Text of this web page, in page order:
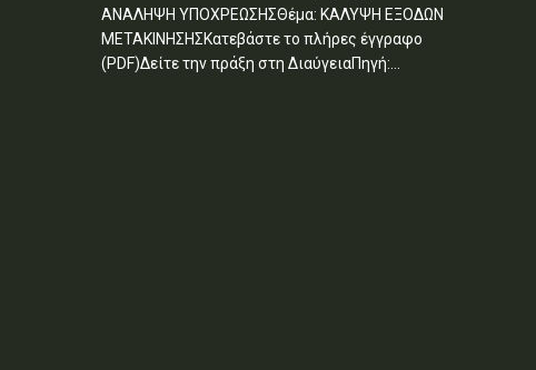
ΑΝΑΛΗΨΗ ΥΠΟΧΡΕΩΣΗΣΘέμα: ΚΑΛΥΨΗ ΕΞΟΔΩΝ
ΜΕΤΑΚΙΝΗΣΗΣΚατεβάστε το πλήρες έγγραφο
(PDF)Δείτε την πράξη στη ΔιαύγειαΠηγή:...